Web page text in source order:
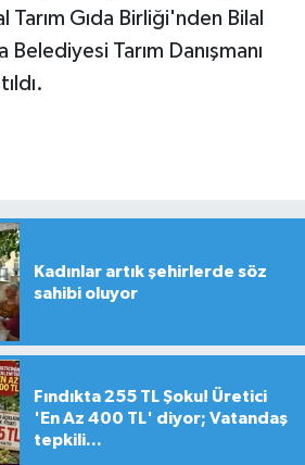
Gıda Birliği'nden Bilal
Tarım Danışmanı
Kadınlar artık şehirlerde söz
sahibi oluyor
Fındıkta 255 TL Şoku! Üretici
'En Az 400 TL' diyor; Vatandaş
tepkili...